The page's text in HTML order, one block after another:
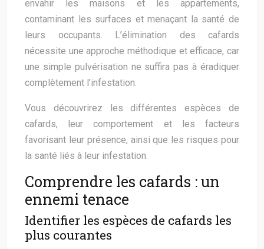
envahir les maisons et les appartements,
contaminant les surfaces et menaçant la santé de
leurs occupants. L’élimination des cafards
nécessite une approche méthodique et efficace, car
une simple pulvérisation ne suffira pas à éradiquer
complètement l’infestation.
Vous découvrirez les différentes espèces de
cafards, leur comportement et les facteurs
favorisant leur présence, ainsi que les risques pour
la santé liés à leur infestation.
Comprendre les cafards : un
ennemi tenace
Identifier les espèces de cafards les
plus courantes